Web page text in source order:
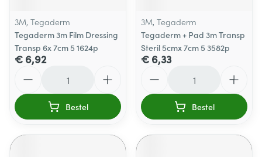
3M, Tegaderm
Tegaderm 3m Film Dressing
Transp 6x 7cm 5 1624p
€ 6,92
Bestel
3M, Tegaderm
Tegaderm + Pad 3m Transp
Steril 5cmx 7cm 5 3582p
€ 6,33
Bestel